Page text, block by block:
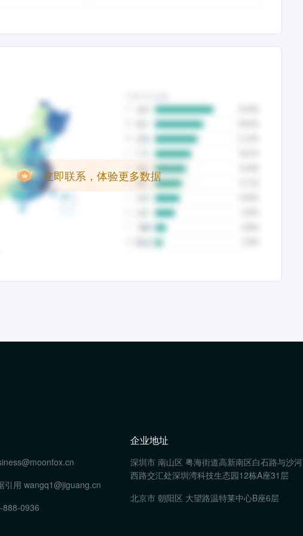
立即联系，体验更多数据
引用 wangq1@jiguang.cn
888-0936
企业地址
深圳市 南山区 粤海街道高新南区白石路与沙河
西路交汇处深圳湾科技生态园12栋A座31层
北京市 朝阳区 大望路温特莱中心B座6层